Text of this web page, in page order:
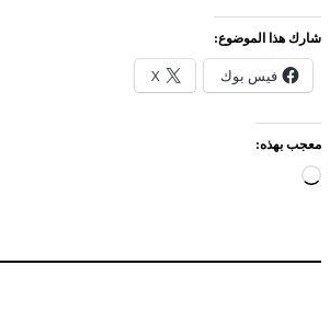
شارك هذا الموضوع:
فيس بوك X
معجب بهذه:
جاري